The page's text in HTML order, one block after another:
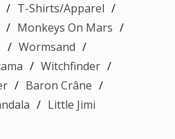
T-Shirts/Apparel
Monkeys On Mars
Wormsand
Witchfinder
Baron Crâne
Little Jimi